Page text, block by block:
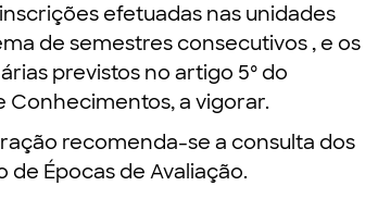
efetuadas nas unidades
de semestres consecutivos , e os
previstos no artigo 5º do
Conhecimentos, a vigorar.
recomenda-se a consulta dos
Épocas de Avaliação.